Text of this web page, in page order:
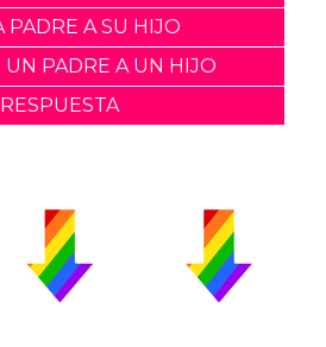
PADRE A SU HIJO
UN PADRE A UN HIJO
RESPUESTA